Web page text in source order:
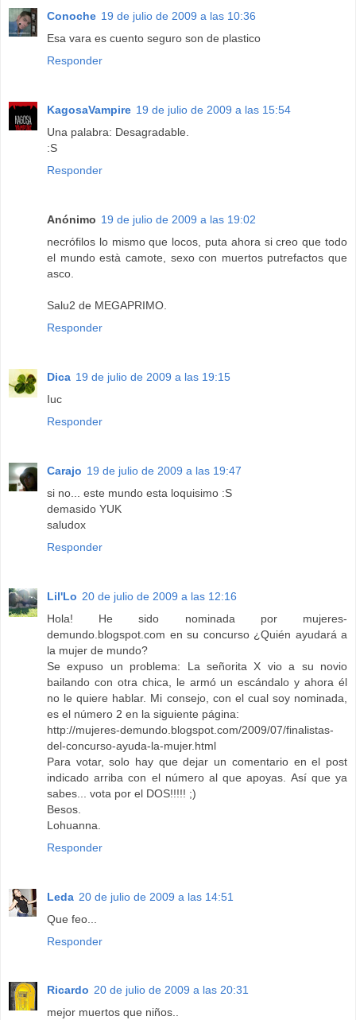
Conoche 19 de julio de 2009 a las 10:36
Esa vara es cuento seguro son de plastico
Responder
KagosaVampire 19 de julio de 2009 a las 15:54
Una palabra: Desagradable.
:S
Responder
Anónimo 19 de julio de 2009 a las 19:02
necrófilos lo mismo que locos, puta ahora si creo que todo
el mundo està camote, sexo con muertos putrefactos que
asco.
Salu2 de MEGAPRIMO.
Responder
Dica 19 de julio de 2009 a las 19:15
Iuc
Responder
Carajo 19 de julio de 2009 a las 19:47
si no... este mundo esta loquisimo :S
demasido YUK
saludox
Responder
Lil'Lo 20 de julio de 2009 a las 12:16
Hola! He sido nominada por mujeres-
demundo.blogspot.com en su concurso ¿Quién ayudará a
la mujer de mundo?
Se expuso un problema: La señorita X vio a su novio
bailando con otra chica, le armó un escándalo y ahora él
no le quiere hablar. Mi consejo, con el cual soy nominada,
es el número 2 en la siguiente página:
http://mujeres-demundo.blogspot.com/2009/07/finalistas-
del-concurso-ayuda-la-mujer.html
Para votar, solo hay que dejar un comentario en el post
indicado arriba con el número al que apoyas. Así que ya
sabes... vota por el DOS!!!!! ;)
Besos.
Lohuanna.
Responder
Leda 20 de julio de 2009 a las 14:51
Que feo...
Responder
Ricardo 20 de julio de 2009 a las 20:31
mejor muertos que niños..